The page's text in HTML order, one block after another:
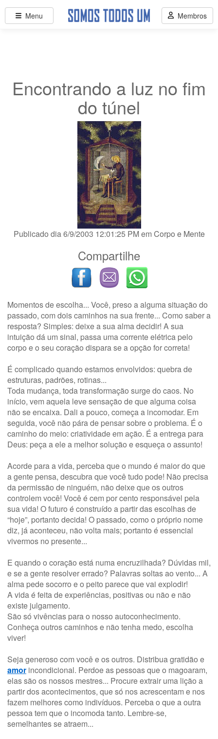
Encontrando a luz no fim
do túnel
Publicado dia 6/9/2003 12:01:25 PM emCorpo e Mente
Compartilhe
Momentos de escolha... Você, preso a alguma situação do
passado, com dois caminhos na sua frente... Como saber a
resposta? Simples: deixe a sua alma decidir! A sua
intuição dá um sinal, passa uma corrente elétrica pelo
corpo e o seu coração dispara se a opção for correta!
É complicado quando estamos envolvidos: quebra de
estruturas, padrões, rotinas...
Toda mudança, toda transformação surge do caos. No
início, vem aquela leve sensação de que alguma coisa
não se encaixa. Dali a pouco, começa a incomodar. Em
seguida, você não pára de pensar sobre o problema. É o
caminho do meio: criatividade em ação. É a entrega para
Deus: peça a ele a melhor solução e esqueça o assunto!
Acorde para a vida, perceba que o mundo é maior do que
a gente pensa, descubra que você tudo pode! Não precisa
da permissão de ninguém, não deixe que os outros
controlem você! Você é cem por cento responsável pela
sua vida! O futuro é construído a partir das escolhas de
“hoje”, portanto decida! O passado, como o próprio nome
diz, já aconteceu, não volta mais; portanto é essencial
vivermos no presente...
E quando o coração está numa encruzilhada? Dúvidas mil,
e se a gente resolver errado? Palavras soltas ao vento... A
alma pede socorro e o peito parece que vai explodir!
A vida é feita de experiências, positivas ou não e não
existe julgamento.
São só vivências para o nosso autoconhecimento.
Conheça outros caminhos e não tenha medo, escolha
viver!
Seja generoso com você e os outros. Distribua gratidão e
amor incondicional. Perdoe as pessoas que o magoaram,
elas são os nossos mestres... Procure extrair uma lição a
partir dos acontecimentos, que só nos acrescentam e nos
fazem melhores como indivíduos. Perceba o que a outra
pessoa tem que o incomoda tanto. Lembre-se,
semelhantes se atraem...
Menu Membros